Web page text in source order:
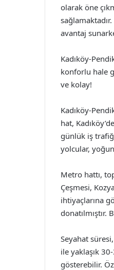
olarak öne
avantaj
Kadıköy-
konforlu hale
ve kolay!
Kadıköy-
hat,
günlük iş
yolcular,
Metro hattı,
Çeşmesi,
ihtiyaçlarına
Seyahat
ile yaklaşık
gösterebilir.